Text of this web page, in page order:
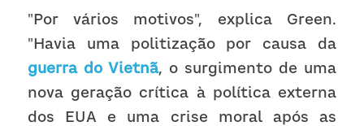
"Por vários motivos", explica Green.
guerra do Vietnã, o surgimento de uma
nova geração crítica à política externa
dos EUA e uma crise moral após as